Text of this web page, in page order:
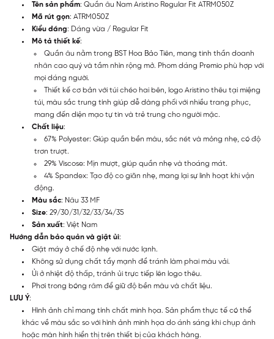
Tên sản phẩm: Quần âu Nam Aristino Regular Fit ATRM050Z
Mã rút gọn: ATRM050Z
Kiểu dáng: Dáng vừa / Regular Fit
Mô tả thiết kế:
Quần âu nằm trong BST Hoa Bảo Tiên, mang tinh thần doanh
nhân cao quý và tầm nhìn rộng mở. Phom dáng Premio phù hợp với
mọi dáng người.
Thiết kế cơ bản với túi chéo hai bên, logo Aristino thêu tại miệng
túi, màu sắc trung tính giúp dễ dàng phối với nhiều trang phục,
mang đến diện mạo tự tin và trẻ trung cho người mặc.
Chất liệu:
67% Polyester: Giúp quần bền màu, sắc nét và mỏng nhẹ, có độ
trơn trượt.
29% Viscose: Mịn mượt, giúp quần nhẹ và thoáng mát.
4% Spandex: Tạo độ co giãn nhẹ, mang lại sự linh hoạt khi vận
động.
Màu sắc: Nâu 33 MF
Size: 29/30/31/32/33/34/35
Sản xuất: Việt Nam
Hướng dẫn bảo quản và giặt ủi:
Giặt máy ở chế độ nhẹ với nước lạnh.
Không sử dụng chất tẩy mạnh để tránh làm phai màu vải.
Ủi ở nhiệt độ thấp, tránh ủi trực tiếp lên logo thêu.
Phơi trong bóng râm để giữ độ bền màu và chất liệu.
LƯU Ý:
Hình ảnh chỉ mang tính chất minh họa. Sản phẩm thực tế có thể
khác về màu sắc so với hình ảnh minh họa do ánh sáng khi chụp ảnh
hoặc màn hình hiển thị trên thiết bị của khách hàng.